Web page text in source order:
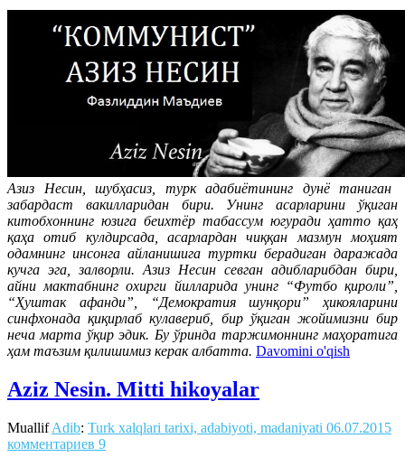
Азиз Несин, шубҳасиз, турк адабиётининг дунё таниган
забардаст вакилларидан бири. Унинг асарларини ўқиган
китобхоннинг юзига беихтёр табассум югуради ҳатто қаҳ
қаҳа отиб кулдирсада, асарлардан чиққан мазмун моҳият
одамнинг инсонга айланишига туртки берадиган даражада
кучга эга, залворли. Азиз Несин севган адибларибдан бири,
айни мактабнинг охирги йилларида унинг “Футбо қироли”,
“Ҳуштак афанди”, “Демократия шунқори” ҳикояларини
синфхонада қиқирлаб кулавериб, бир ўқиган жойимизни бир
неча марта ўқир эдик. Бу ўринда таржимоннинг маҳоратига
ҳам таъзим қилишимиз керак албатта. Davomini o'qish
Aziz Nesin. Mitti hikoyalar
MuallifAdib: Turk xalqlari tarixi, adabiyoti, madaniyati 06.07.2015
комментариев 9